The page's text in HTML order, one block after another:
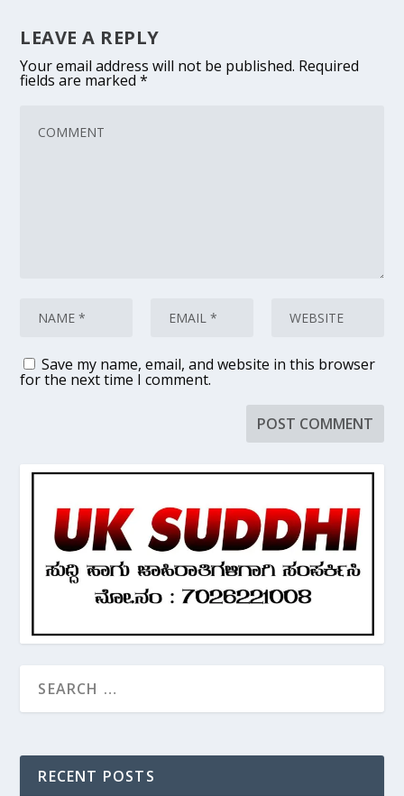
LEAVE A REPLY
Your email address will not be published. Required
fields are marked*
Save my name, email, and website in this browser
for the next time I comment.
RECENT POSTS